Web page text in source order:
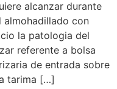
alcanzar durante
almohadillado con
la patologia del
referente a bolsa
de entrada sobre
tarima […]